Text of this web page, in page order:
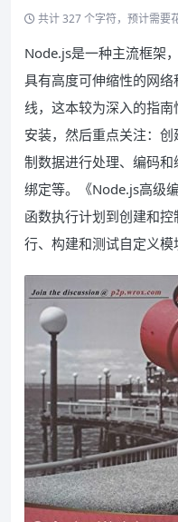
共计 327 个字符，预计需要
Node.js是一种主流框架
具有高度可伸缩性的网
线，这本较为深入的指
安装，然后重点关注：
制数据进行处理、编码
绑定等。《Node.js高级
函数执行计划到创建和
行、构建和测试自定义模